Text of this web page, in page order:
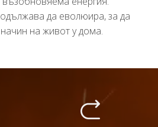
да еволюира, за да
на живот у дома.